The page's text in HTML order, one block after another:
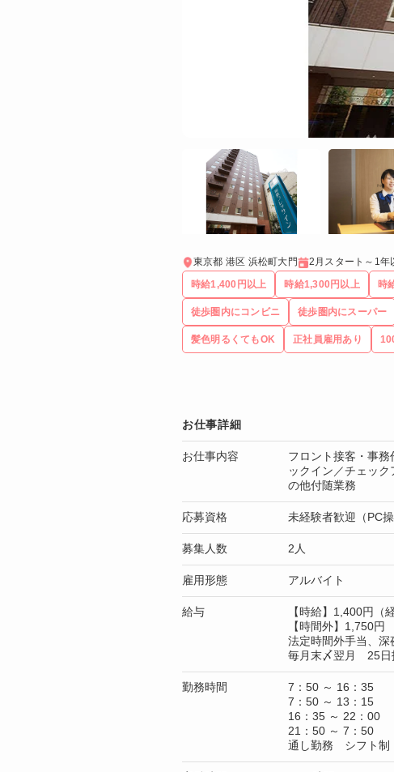
東京都 港区 浜松町大門 2月スタート～1年
時給1,400円以上 時給1,300円以上 時
徒歩圏内にコンビニ 徒歩圏内にスーパー
髪色明るくてもOK 正社員雇用あり
お仕事詳細
お仕事内容
フロント接客・事
ックイン／チェッ
の他付随業務
応募資格 未経験者歓迎（PC
募集人数 2人
雇用形態 アルバイト
給与
【時給】1,400円（
【時間外】1,750円
法定時間外手当、深
毎月末〆翌月 25日
勤務時間
7：50 ～ 16：35
7：50 ～ 13：15
16：35 ～ 22：00
21：50 ～ 7：50
通し勤務 シフト制